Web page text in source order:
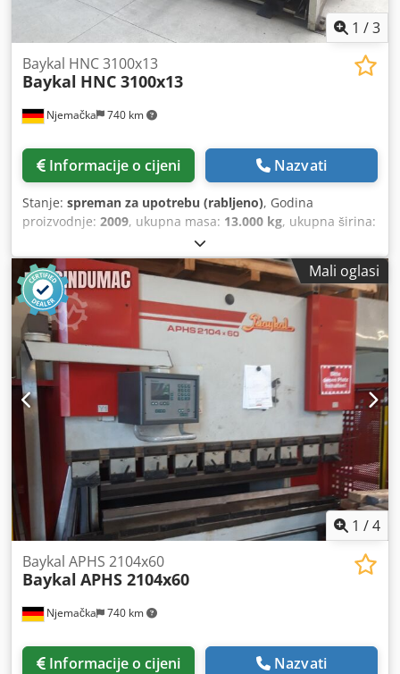
1 /3
Njemačka 740 km
Baykal HNC 3100x13
Baykal HNC 3100x13
Informacije o cijeni Nazvati
Stanje: spreman za upotrebu (rabljeno), Godina
proizvodnje: 2009, ukupna masa: 13.000 kg, ukupna širina:
2.200 mm
(maks.):3.060 mm, duljina proizvoda (maks.):4.000 mm,
CNC škare proizvedene 2009. godine. Baykal HNC 3100x13
ima kapacitet rezanja od 13 mm i duljinu rezanja od 3060
mm. Opremljene su snažnim motorom od 30 kW i rade na
radnom tlaku od 260 bara. Ako tražite visokokvalitetne
mogućnosti rezanja, razmislite o stroju Baykal HNC
3100x13 koji imamo na prodaju. Kontaktirajte nas za više
informacija. • Kapacitet rezanja (St42): 13 mm • Napajanje:
380 V / 50 Hz / 3 faze Dedpjzc Rgxjfx Alijkr • Snaga motora:
30 kW • Radni tlak: 260 bara • Udaraca u minuti: 14
Mali oglasi
1 /4
Njemačka 740 km
Baykal APHS 2104x60
Baykal APHS 2104x60
Informacije o cijeni Nazvati